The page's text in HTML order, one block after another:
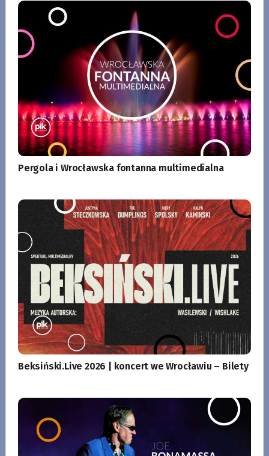
Pergola i Wrocławska fontanna multimedialna
Beksiński.Live 2026 | koncert we Wrocławiu – Bilety